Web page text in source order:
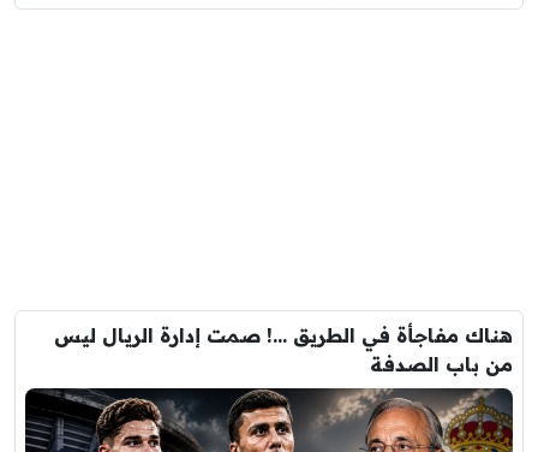
هناك مفاجأة في الطريق …! صمت إدارة الريال ليس
من باب الصدفة